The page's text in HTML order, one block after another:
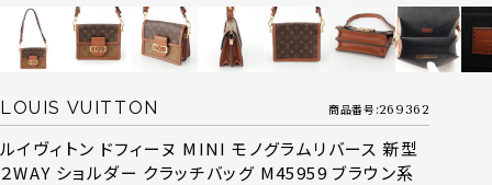
LOUIS VUITTON 商品番号 269362
ルイヴィトン ドフィーヌ MINI モノグラムリバース 新型
２WAY ショルダー クラッチバッグ M45959 ブラウン系